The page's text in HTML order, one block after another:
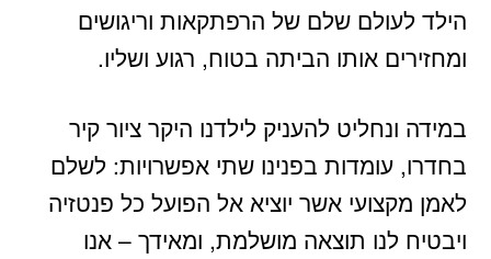
הילד לעולם שלם של הרפתקאות וריגושים
ומחזירים אותו הביתה בטוח, רגוע ושליו.
במידה ונחליט להעניק לילדנו היקר ציור קיר
בחדרו, עומדות בפנינו שתי אפשרויות: לשלם
לאמן מקצועי אשר יוציא אל הפועל כל פנטזיה
ויבטיח לנו תוצאה מושלמת, ומאידך – אנו